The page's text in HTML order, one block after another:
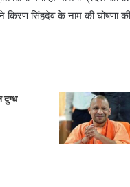
ने किरण सिंहदेव के नाम की
दुग्ध